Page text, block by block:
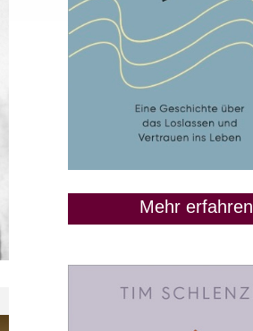
Mehr erfahren